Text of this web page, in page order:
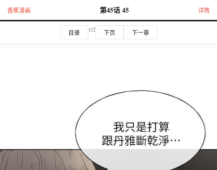
香蕉漫画 第45话 45 详情
目录 1/2 下页 下一章